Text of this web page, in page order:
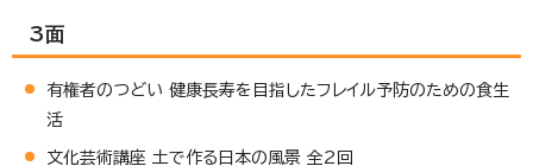
3面
有権者のつどい 健康長寿を目指したフレイル予防のための食生
活
文化芸術講座 土で作る日本の風景 全2回